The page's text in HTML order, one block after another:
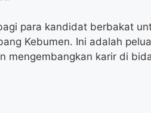
para kandidat berbakat
Kebumen. Ini adalah
mengembangkan karir di